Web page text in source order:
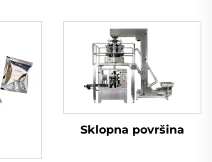
Sklopna površina